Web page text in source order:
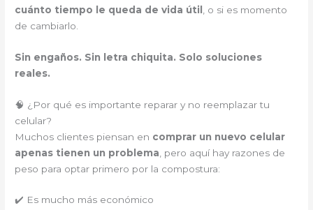
cuánto tiempo le queda de vida útil
, o si es momento
de cambiarlo.
Sin engaños. Sin letra chiquita. Solo soluciones
reales.
🧠 ¿Por qué es importante reparar y no reemplazar tu
celular?
Muchos clientes piensan en comprar un nuevo celular
apenas tienen un problema , pero aquí hay razones de
peso para optar primero por la compostura:
✔️ Es mucho más económico